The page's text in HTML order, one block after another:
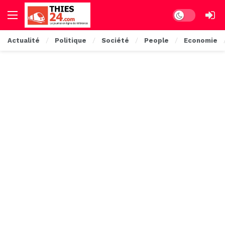
Dark mode
Actualité Politique Société People Economie